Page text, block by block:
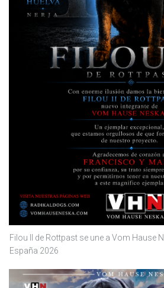
Filou II de Rottpast se une a Vom Hause
España 2026